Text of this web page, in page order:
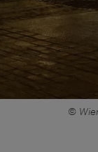
©